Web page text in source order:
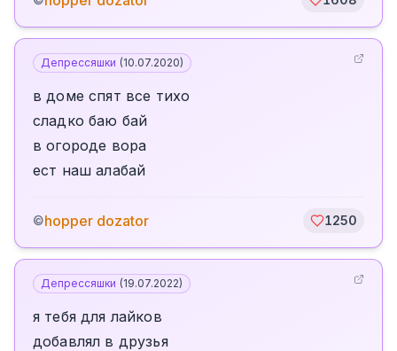
Депрессяшки (10.07.2020)
в доме спят все тихо
сладко баю бай
в огороде вора
ест наш алабай
©hopper dozator 1250
Депрессяшки (19.07.2022)
я тебя для лайков
добавлял в друзья